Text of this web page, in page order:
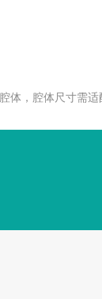
体，腔体尺寸需